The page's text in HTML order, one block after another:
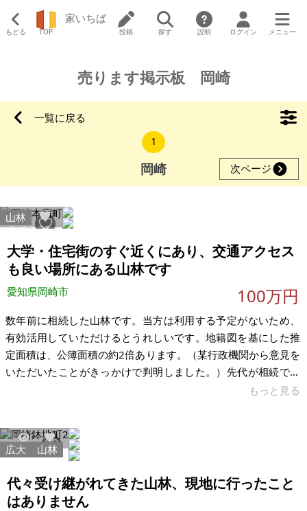
もどる TOP
家いちば
投稿 探す 説明 ログイン メニュー
売ります掲示板 岡崎
一覧に戻る
1
岡崎 次ページ
7136 35
山林
大学・住宅街のすぐ近くにあり、交通アクセス
も良い場所にある山林です
愛知県岡崎市 100万円
数年前に相続した山林です。当方は利用する予定がないため、
有効活用していただけるとうれしいです。地籍図を基にした推
定面積は、公簿面積の約2倍あります。（某行政機関から意見を
いただいたことがきっかけで判明しました。）先代が相続で所
有してから30年ほど経ちます。手つかずですが、その間にトラ
です。公園に隣接しており、大学及び住宅街がすぐ近くにあり
ます。本宿駅から1km以内にあり各種交通手段でのアクセスが
良好です。 【物件概要】※土地のみ 場所：愛知県岡崎市本宿町
土地：公募327㎡（推
もっと見る
7791 35
広大 山林
代々受け継がれてきた山林、現地に行ったこと
はありません